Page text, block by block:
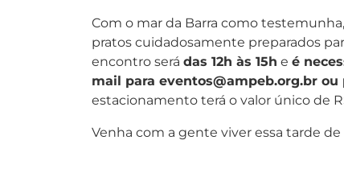
Com o mar da Barra como
pratos cuidadosamente preparados
encontro será das 12h às 15h e é
mail para eventos@ampeb.org.br ou
estacionamento terá o valor único de
Venha com a gente viver essa tarde